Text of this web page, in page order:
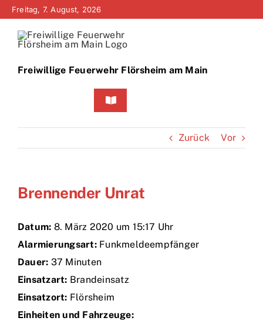
Zum
springen
Freitag, 7. August, 2026
Freiwillige Feuerwehr Flörsheim am Main
Toggle
Home
Bürgerinfo
Über uns
Technik
Zurück Vor
Brennender Unrat
Datum: 8. März 2020 um 15:17 Uhr
Alarmierungsart:Funkmeldeempfänger
Dauer: 37 Minuten
Einsatzart: Brandeinsatz
Einsatzort: Flörsheim
Einheiten und Fahrzeuge: